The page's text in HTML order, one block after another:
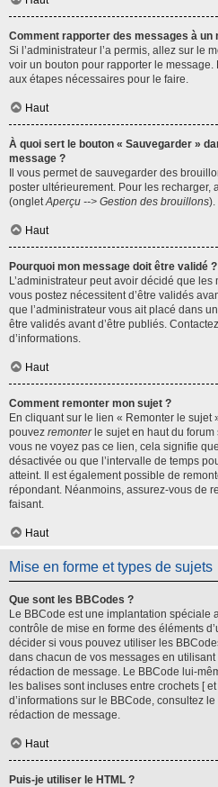
Comment rapporter des messages à un
Si l’administrateur l’a permis, allez sur le
voir un bouton pour rapporter le
aux étapes nécessaires pour le faire.
Haut
À quoi sert le bouton « Sauvegarder »
message ?
Il vous permet de sauvegarder des
poster ultérieurement. Pour les recharger,
(ongletAperçu --> Gestion des brouillons).
Haut
Pourquoi mon message doit être validé ?
L’administrateur peut avoir décidé que
vous postez nécessitent d’être validés
que l’administrateur vous ait placé dans
être validés avant d’être publiés.
d’informations.
Haut
Comment remonter mon sujet ?
En cliquant sur le lien « Remonter le sujet
pouvez remonterle sujet en haut du forum
vous ne voyez pas ce lien, cela signifie
désactivée ou que l’intervalle de temps
atteint. Il est également possible de
répondant. Néanmoins, assurez-vous de
faisant.
Haut
Mise en forme et types de sujets
Que sont les BBCodes ?
Le BBCode est une implantation spéciale
contrôle de mise en forme des éléments
décider si vous pouvez utiliser les
dans chacun de vos messages en
rédaction de message. Le BBCode lui-
les balises sont incluses entre crochets [
d’informations sur le BBCode, consultez
rédaction de message.
Haut
Puis-je utiliser le HTML ?